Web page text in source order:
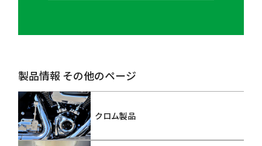
製品情報 その他のページ
クロム製品